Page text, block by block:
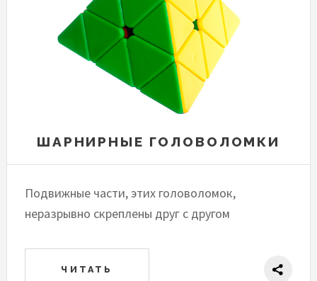
ШАРНИРНЫЕ ГОЛОВОЛОМКИ
Подвижные части, этих головоломок,
неразрывно скреплены друг с другом
ЧИТАТЬ